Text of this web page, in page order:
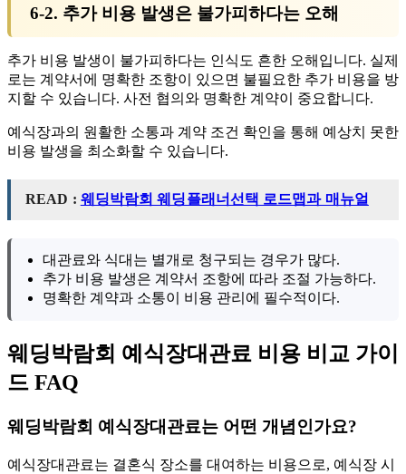
6-2. 추가 비용 발생은 불가피하다는 오해
추가 비용 발생이 불가피하다는 인식도 흔한 오해입니다. 실제
로는 계약서에 명확한 조항이 있으면 불필요한 추가 비용을 방
지할 수 있습니다. 사전 협의와 명확한 계약이 중요합니다.
예식장과의 원활한 소통과 계약 조건 확인을 통해 예상치 못한
비용 발생을 최소화할 수 있습니다.
READ : 웨딩박람회 웨딩플래너선택 로드맵과 매뉴얼
대관료와 식대는 별개로 청구되는 경우가 많다.
추가 비용 발생은 계약서 조항에 따라 조절 가능하다.
명확한 계약과 소통이 비용 관리에 필수적이다.
웨딩박람회 예식장대관료 비용 비교 가이
드 FAQ
웨딩박람회 예식장대관료는 어떤 개념인가요?
예식장대관료는 결혼식 장소를 대여하는 비용으로, 예식장 시